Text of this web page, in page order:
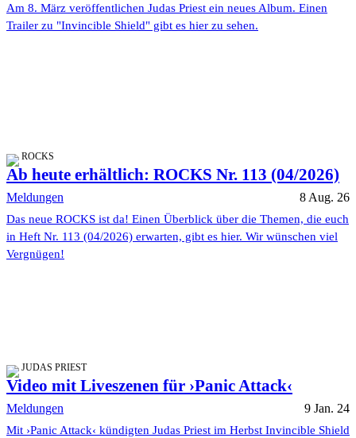
Am 8. März veröffentlichen Judas Priest ein neues Album. Einen
Trailer zu "Invincible Shield" gibt es hier zu sehen.
ROCKS
Ab heute erhältlich: ROCKS Nr. 113 (04/2026)
Meldungen 8 Aug. 26
Das neue ROCKS ist da! Einen Überblick über die Themen, die euch
in Heft Nr. 113 (04/2026) erwarten, gibt es hier. Wir wünschen viel
Vergnügen!
JUDAS PRIEST
Video mit Liveszenen für ›Panic Attack‹
Meldungen 9 Jan. 24
Mit ›Panic Attack‹ kündigten Judas Priest im Herbst Invincible Shield